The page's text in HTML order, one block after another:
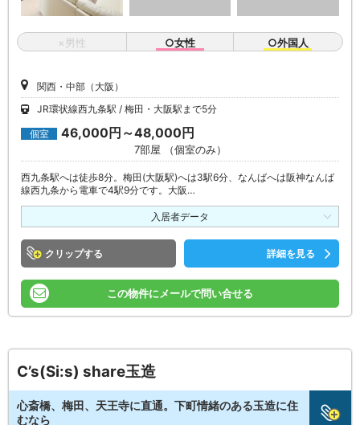
×男性 ○女性 ○外国人
関西・中部（大阪）
JR環状線西九条駅
梅田・大阪駅まで5分
個室 46,000円～48,000円
7部屋 （個室のみ）
西九条駅へは徒歩8分。梅田(大阪駅)へは3駅6分、なんばへは阪神なんば
線西九条から電車で4駅9分です。大阪…
入居者データ
クリップ 詳細を見る
この物件にメールで問い合せる
C’s(Si:s) share玉造
心斎橋、梅田、天王寺に直通。下町情緒のある玉造に住
むなら